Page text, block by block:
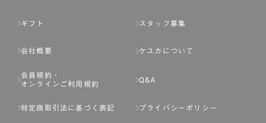
ギフト スタッフ募集
会社概要 ケユカについて
会員規約・
オンラインご利用規約
Q&A
特定商取引法に基づく表記 プライバシーポリシー